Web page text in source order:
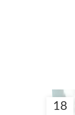
18